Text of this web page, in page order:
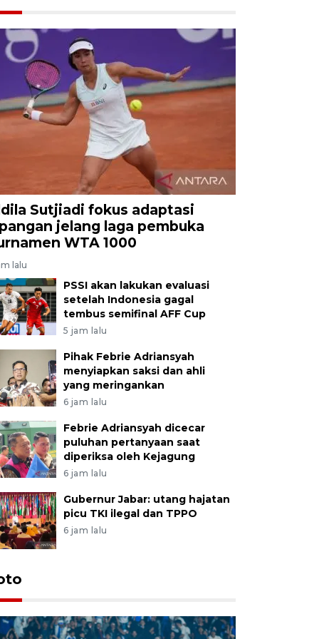
Sutjiadi fokus adaptasi
jelang laga pembuka
WTA 1000
lalu
PSSI akan lakukan evaluasi
setelah Indonesia gagal
tembus semifinal AFF Cup
5 jam lalu
Pihak Febrie Adriansyah
menyiapkan saksi dan ahli
yang meringankan
6 jam lalu
Febrie Adriansyah dicecar
puluhan pertanyaan saat
diperiksa oleh Kejagung
6 jam lalu
Gubernur Jabar: utang hajatan
picu TKI ilegal dan TPPO
6 jam lalu